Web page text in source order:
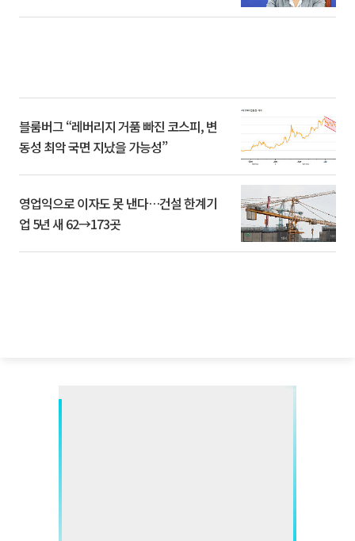
블룸버그 “레버리지 거품 빠진 코스피, 변
동성 최악 국면 지났을 가능성”
영업익으로 이자도 못 낸다…건설 한계기
업 5년 새 62→173곳